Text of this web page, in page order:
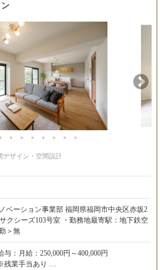
あり（3ヶ月）
※試用期間中の給与：日給8,500円以上（スキル
より応相談）
デザイン・空間設計
ベーション事業部 福岡県福岡市中央区赤坂2
クシーズ103号室 ・勤務地最寄駅：地下鉄空
＞無
与：月給：250,000円～400,000円
残業手当あり